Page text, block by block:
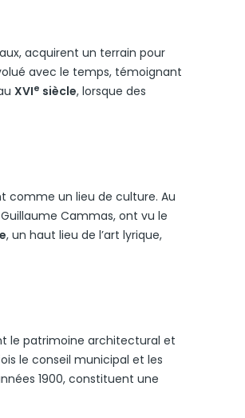
acquirent un terrain pour
avec le temps, témoignant
XVIe siècle, lorsque des
comme un lieu de culture. Au
Cammas, ont vu le
, un haut lieu de l’art lyrique,
le patrimoine architectural et
le conseil municipal et les
1900, constituent une